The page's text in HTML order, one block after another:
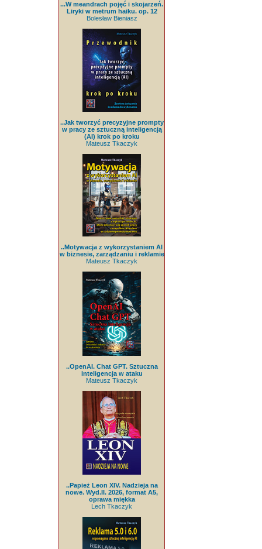
...W meandrach pojęć i skojarzeń.
Liryki w metrum haiku. op. 12
Bolesław Bieniasz
..Jak tworzyć precyzyjne prompty
w pracy ze sztuczną inteligencją
(AI) krok po kroku
Mateusz Tkaczyk
..Motywacja z wykorzystaniem AI
w biznesie, zarządzaniu i reklamie
Mateusz Tkaczyk
..OpenAI. Chat GPT. Sztuczna
inteligencja w ataku
Mateusz Tkaczyk
..Papież Leon XIV. Nadzieja na
nowe. Wyd.II. 2026, format A5,
oprawa miękka
Lech Tkaczyk